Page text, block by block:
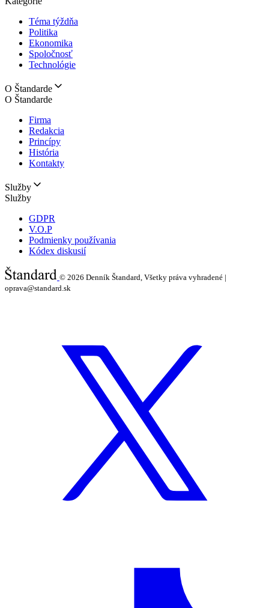
Téma týždňa
Politika
Ekonomika
Spoločnosť
Technológie
O Štandarde
O Štandarde
Firma
Redakcia
Princípy
História
Kontakty
Služby
Služby
GDPR
V.O.P
Podmienky používania
Kódex diskusií
© 2026 Denník Štandard, Všetky práva vyhradené |
oprava@standard.sk